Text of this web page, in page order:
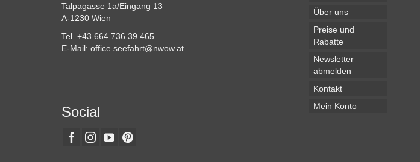
Talpagasse 1a/Eingang 13
A-1230 Wien
Tel. +43 664 736 39 465
E-Mail: office.seefahrt@nwow.at
Social
Über uns
Preise und
Rabatte
Newsletter
abmelden
Kontakt
Mein Konto